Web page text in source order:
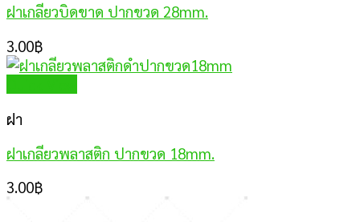
ฝาเกลียวบิดขาด ปากขวด 28mm.
3.00฿
ฝา
ฝาเกลียวพลาสติก ปากขวด 18mm.
3.00฿